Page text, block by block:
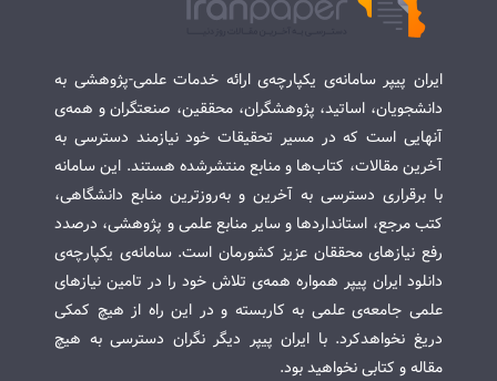
ایران پیپر سامانه‌ی یکپارچه‌ی ارائه خدمات علمی-پژوهشی به
دانشجویان، اساتید، پژوهشگران، محققین، صنعتگران و همه‌ی
آنهایی است که در مسیر تحقیقات خود نیازمند دسترسی به
آخرین مقالات، کتاب‌ها و منابع منتشرشده هستند. این سامانه
با برقراری دسترسی به آخرین و به‌روزترین منابع دانشگاهی،
کتب مرجع، استانداردها و سایر منابع علمی و پژوهشی، درصدد
رفع نیازهای محققان عزیز کشورمان است. سامانه‌ی یکپارچه‌ی
دانلود ایران پیپر همواره همه‌ی تلاش خود را در تامین نیازهای
علمی جامعه‌ی علمی به کاربسته و در این راه از هیچ کمکی
دریغ نخواهدکرد. با ایران پیپر دیگر نگران دسترسی به هیچ
مقاله و کتابی نخواهید بود.